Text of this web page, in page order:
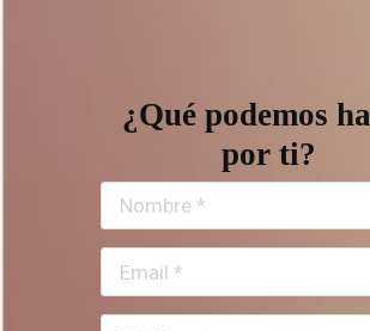
¿Qué podemos
por ti?